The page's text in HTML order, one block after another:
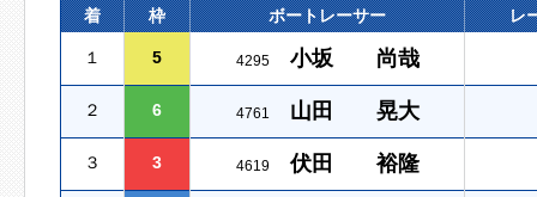
着 枠 ボートレーサー レ
１ 5 4295 小坂 尚哉
２ 6 4761 山田 晃大
３ 3 4619 伏田 裕隆